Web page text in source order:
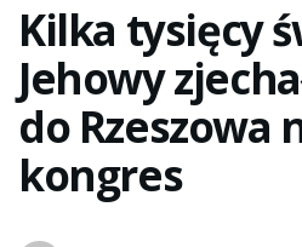
Kilka tysięcy
Jehowy
do Rzeszowa
kongres